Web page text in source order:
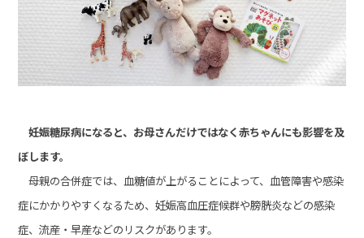
妊娠糖尿病になると、お母さんだけではなく赤ちゃんにも影響を及
ぼします。
母親の合併症では、血糖値が上がることによって、血管障害や感染
症にかかりやすくなるため、妊娠高血圧症候群や膀胱炎などの感染
症、流産・早産などのリスクがあります。